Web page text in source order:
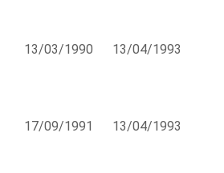
13/03/1990 13/04/1993
17/09/1991 13/04/1993